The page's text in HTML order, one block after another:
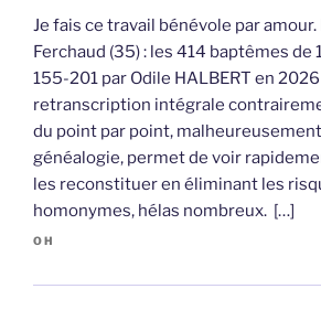
Je fais ce travail bénévole par
Ferchaud (35) : les 414 baptêmes de
155-201 par Odile HALBERT en
retranscription intégrale
du point par point,
généalogie, permet de voir
les reconstituer en éliminant les
homonymes, hélas nombreux. […]
OH